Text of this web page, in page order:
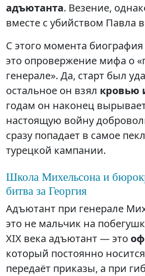
адъютанта. Везение,
вместе с убийством Павла в
С этого момента
это опровержение мифа о
генерале». Да, старт был
остальное он взял кровью
годам он наконец
настоящую войну
сразу попадает в самое
турецкой кампании.
Школа Михельсона и
битва за Георгия
Адъютант при генерале
это не мальчик на
XIX века адъютант — это
который постоянно
передаёт приказы, а при